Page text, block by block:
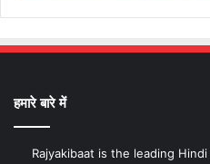
हमारे बारे में
Rajyakibaat is the leading